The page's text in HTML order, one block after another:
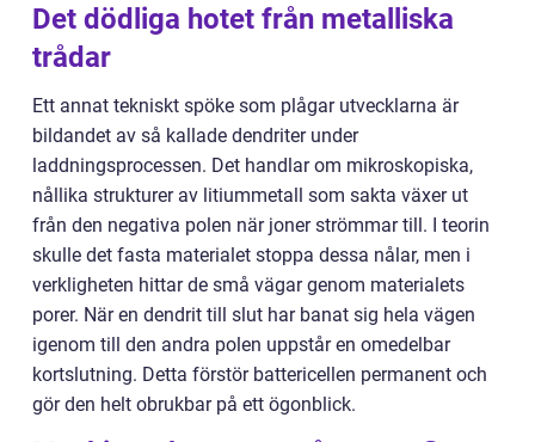
Det dödliga hotet från metalliska
trådar
Ett annat tekniskt spöke som plågar utvecklarna är
bildandet av så kallade dendriter under
laddningsprocessen. Det handlar om mikroskopiska,
nållika strukturer av litiummetall som sakta växer ut
från den negativa polen när joner strömmar till. I teorin
skulle det fasta materialet stoppa dessa nålar, men i
verkligheten hittar de små vägar genom materialets
porer. När en dendrit till slut har banat sig hela vägen
igenom till den andra polen uppstår en omedelbar
kortslutning. Detta förstör battericellen permanent och
gör den helt obrukbar på ett ögonblick.